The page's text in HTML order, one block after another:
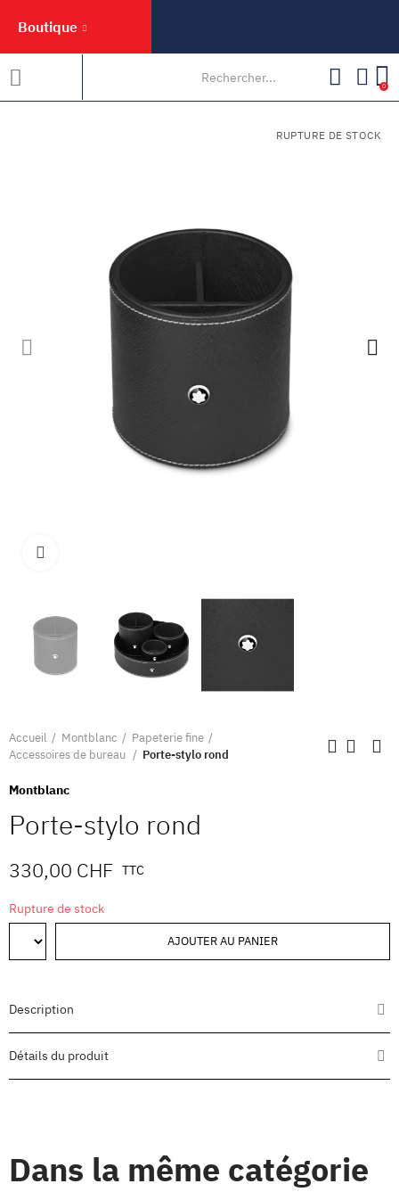
Boutique
0
RUPTURE DE STOCK
Accueil Montblanc
Papeterie fine
Accessoires de bureau
Porte-stylo rond
Montblanc
Porte-stylo rond
330,00 CHF TTC
Rupture de stock
AJOUTER AU PANIER
Description
Détails du produit
Dans la même catégorie